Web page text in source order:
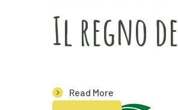
Il regno
Read More